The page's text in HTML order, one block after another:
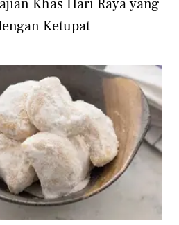
Khas Hari Raya yang
Ketupat